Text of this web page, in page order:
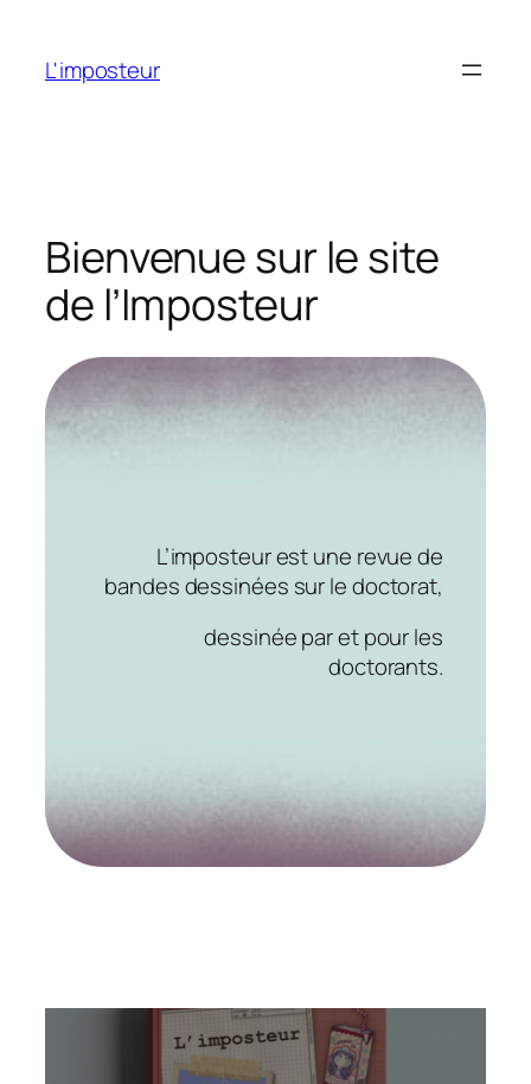
contenu
L'imposteur
Bienvenue sur le site
de l’Imposteur
L’imposteur est une revue de
bandes dessinées sur le doctorat,
dessinée par et pour les
doctorants.